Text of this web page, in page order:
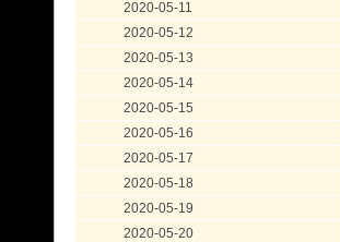
2020-05-11
2020-05-12
2020-05-13
2020-05-14
2020-05-15
2020-05-16
2020-05-17
2020-05-18
2020-05-19
2020-05-20